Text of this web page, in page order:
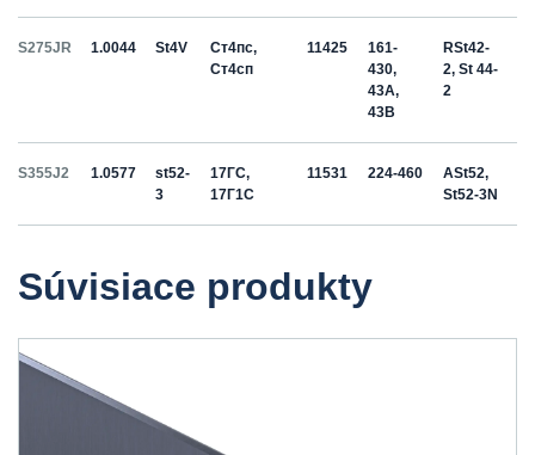
S275JR 1.0044 St4V
Ст4пс,
Ст4сп
11425
161-
430,
43A,
43B
RSt42-
2, St 44-
2
S355J2 1.0577
st52-
3
17ГС,
17Г1С
11531 224-460
ASt52,
St52-3N
Súvisiace produkty